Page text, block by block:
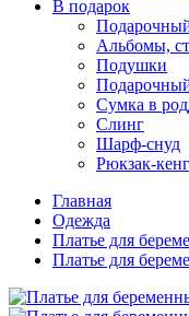
В подарок
Альбомы,
Подушки
Сумка в
Слинг
Шарф-снуд
Рюкзак-
Главная
Одежда
Платье для
Платье для